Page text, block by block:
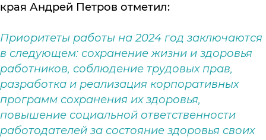
края Андрей Петров отметил:
Приоритеты работы на 2024 год заключаются
в следующем: сохранение жизни и здоровья
работников, соблюдение трудовых прав,
разработка и реализация корпоративных
программ сохранения их здоровья,
повышение социальной ответственности
работодателей за состояние здоровья своих